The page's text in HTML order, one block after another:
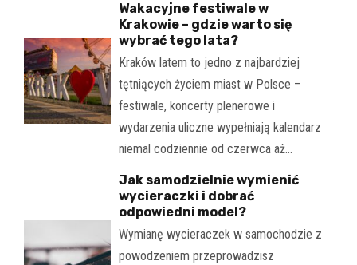
Wakacyjne festiwale w
Krakowie – gdzie warto się
wybrać tego lata?
Kraków latem to jedno z najbardziej
tętniących życiem miast w Polsce –
festiwale, koncerty plenerowe i
wydarzenia uliczne wypełniają kalendarz
niemal codziennie od czerwca aż…
Jak samodzielnie wymienić
wycieraczki i dobrać
odpowiedni model?
Wymianę wycieraczek w samochodzie z
powodzeniem przeprowadzisz